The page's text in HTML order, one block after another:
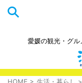
愛媛の観光・グ